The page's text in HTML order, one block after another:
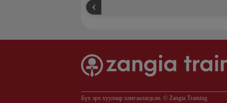
Бүх эрх хуулиар хамгаалагдсан. © Zangia Training